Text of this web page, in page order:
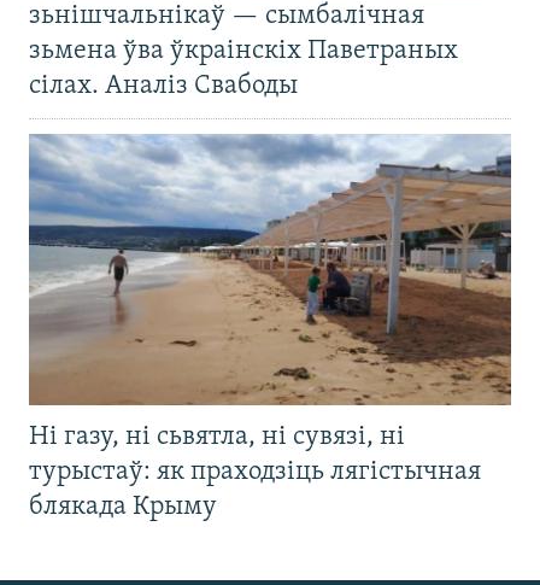
зьнішчальнікаў — сымбалічная
зьмена ўва ўкраінскіх Паветраных
сілах. Аналіз Свабоды
Ні газу, ні сьвятла, ні сувязі, ні
турыстаў: як праходзіць лягістычная
блякада Крыму